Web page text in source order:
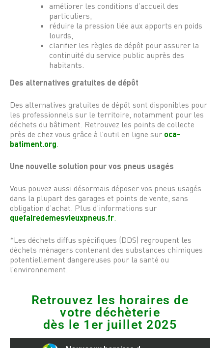
améliorer les conditions d’accueil des
particuliers,
réduire la pression liée aux apports en poids
lourds,
clarifier les règles de dépôt pour assurer la
continuité du service public auprès des
habitants.
Des alternatives gratuites de dépôt
Des alternatives gratuites de dépôt sont disponibles pour
les professionnels sur le territoire, notamment pour les
déchets du bâtiment. Retrouvez les points de collecte
près de chez vous grâce à l’outil en ligne sur oca-
batiment.org
Une nouvelle solution pour vos pneus usagés
Vous pouvez aussi désormais déposer vos pneus usagés
dans la plupart des garages et points de vente, sans
obligation d’achat. Plus d’informations sur
quefairedemesvieuxpneus.fr
*Les déchets diffus spécifiques (DDS) regroupent les
déchets ménagers contenant des substances chimiques
potentiellement dangereuses pour la santé ou
l’environnement.
Retrouvez les horaires de
votre déchèterie
dès le 1er juillet 2025